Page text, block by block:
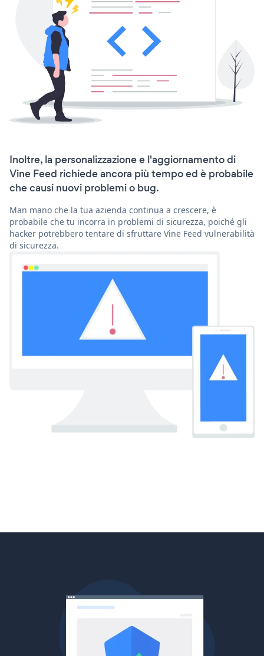
Inoltre, la personalizzazione e l'aggiornamento di
Vine Feed richiede ancora più tempo ed è probabile
che causi nuovi problemi o bug.
Man mano che la tua azienda continua a crescere, è
probabile che tu incorra in problemi di sicurezza, poiché gli
hacker potrebbero tentare di sfruttare Vine Feed vulnerabilità
di sicurezza.